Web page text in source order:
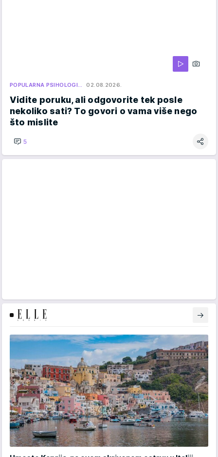
POPULARNA PSIHOLOGI… 02.08.2026.
Vidite poruku, ali odgovorite tek posle
nekoliko sati? To govori o vama više nego
što mislite
5